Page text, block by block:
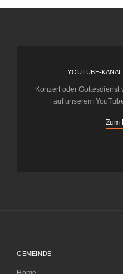
YOUTUBE-
Konzert oder Gottesdienst
auf unserem
Zum
GEMEINDE